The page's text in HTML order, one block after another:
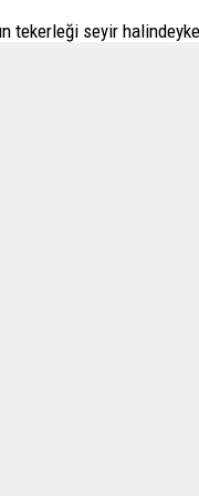
tekerleği seyir